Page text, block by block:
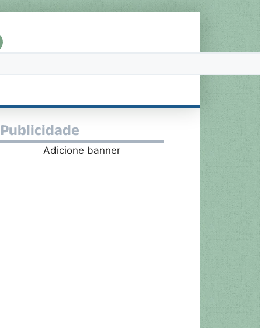
Publicidade
Adicione banner